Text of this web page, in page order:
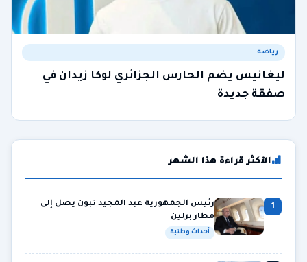
رياضة
ليغانيس يضم الحارس الجزائري لوكا زيدان في
صفقة جديدة
الأكثر قراءة هذا الشهر
1
رئيس الجمهورية عبد المجيد تبون يصل إلى
مطار برلين
أحداث وطنية